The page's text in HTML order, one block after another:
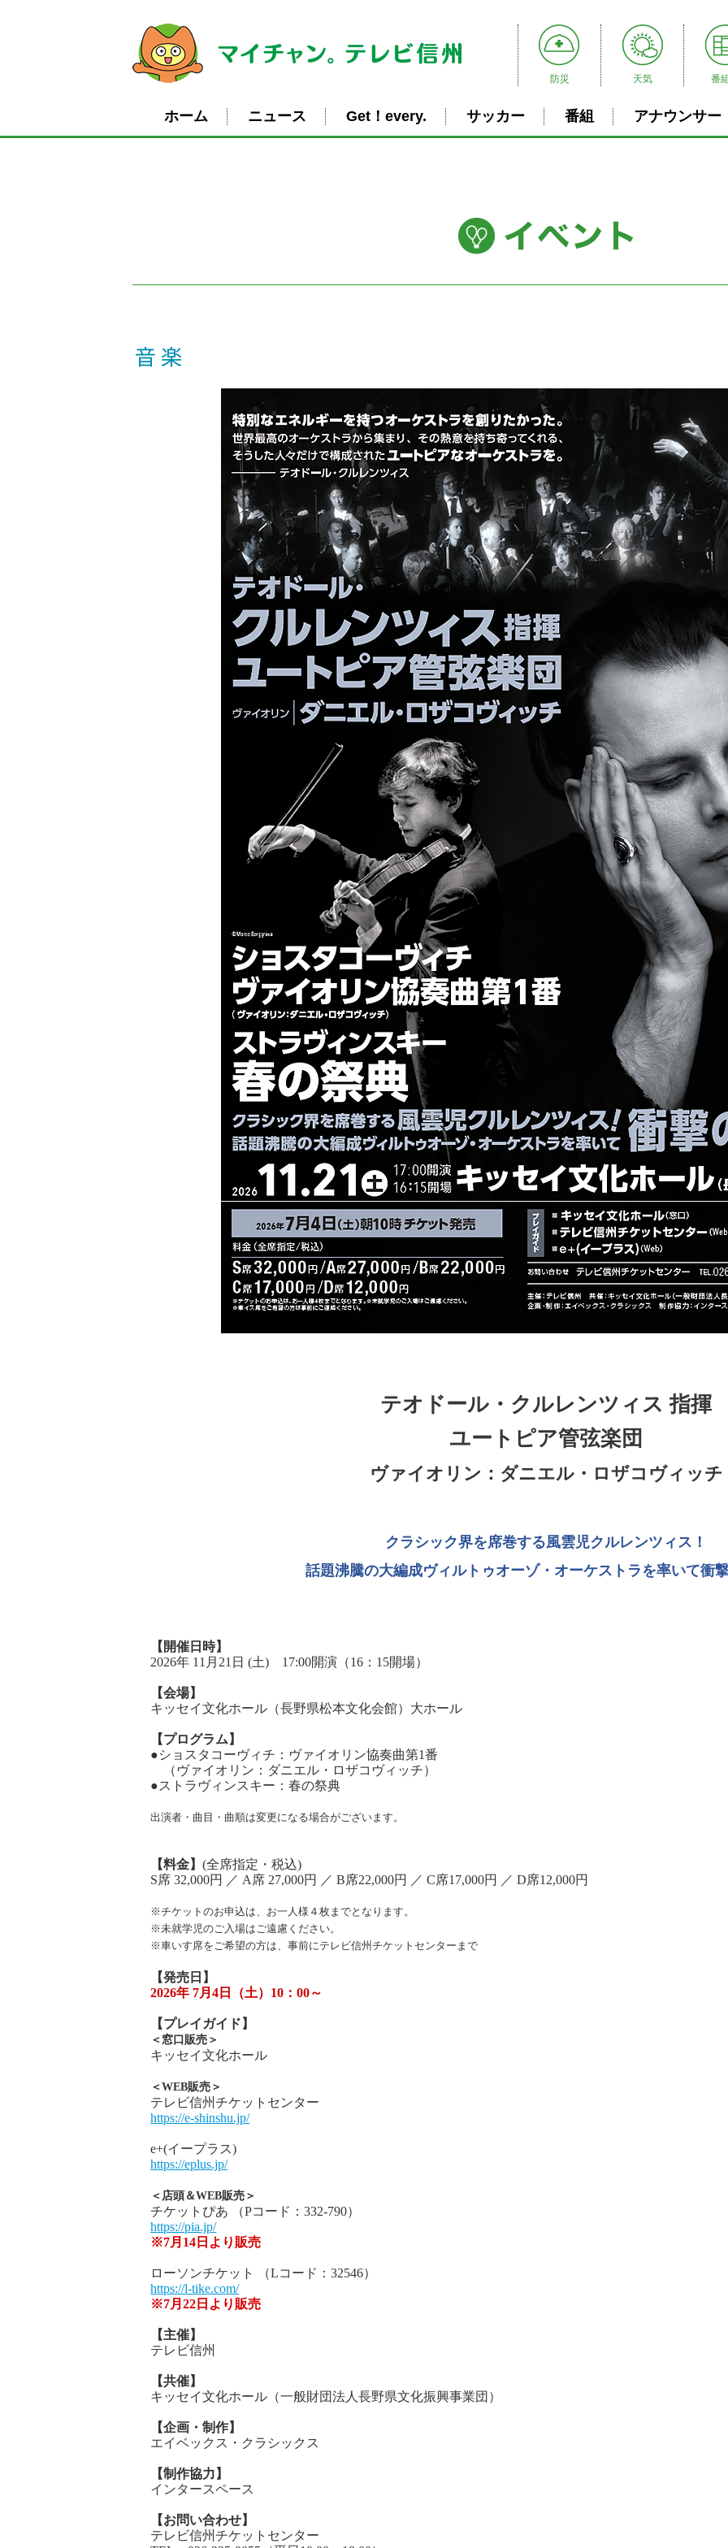
防災 天気 番
ホーム ニュース Get！every. サッカー 番組 アナウンサー
テオドール・クルレンツィス 指揮
ユートピア管弦楽団
ヴァイオリン：ダニエル・ロザコヴィッチ
クラシック界を席巻する風雲児クルレンツィス！
話題沸騰の大編成ヴィルトゥオーゾ・オーケストラを率いて衝
【開催日時】
2026年 11月21日 (土) 17:00開演（16：15開場）
【会場】
キッセイ文化ホール（長野県松本文化会館）大ホール
【プログラム】
●ショスタコーヴィチ：ヴァイオリン協奏曲第1番
（ヴァイオリン：ダニエル・ロザコヴィッチ）
●ストラヴィンスキー：春の祭典
出演者・曲目・曲順は変更になる場合がございます。
【料金】(全席指定・税込)
S席 32,000円 ／ A席 27,000円 ／ B席22,000円 ／ C席17,000円 ／ D席12,000円
※チケットのお申込は、お一人様４枚までとなります。
※未就学児のご入場はご遠慮ください。
※車いす席をご希望の方は、事前にテレビ信州チケットセンターまで
【発売日】
2026年 7月4日（土）10：00～
【プレイガイド】
＜窓口販売＞
キッセイ文化ホール
＜WEB販売＞
テレビ信州チケットセンター
https://e-shinshu.jp/
e+(イープラス)
https://eplus.jp/
＜店頭＆WEB販売＞
チケットぴあ （Pコード：332-790）
https://pia.jp/
※7月14日より販売
ローソンチケット （Lコード：32546）
https://l-tike.com/
※7月22日より販売
【主催】
テレビ信州
【共催】
キッセイ文化ホール（一般財団法人長野県文化振興事業団）
【企画・制作】
エイベックス・クラシックス
【制作協力】
インタースペース
【お問い合わせ】
テレビ信州チケットセンター